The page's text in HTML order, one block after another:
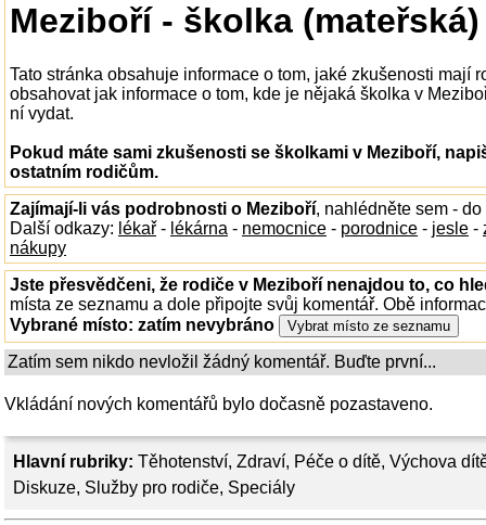
Hlavní rubriky: Těhotenství, Zdraví, Péče o dítě, Výchova
Diskuze, Služby pro rodiče, Speciály
Meziboří - školka (mateřská)
Tato stránka obsahuje informace o tom, jaké zkušenosti mají
obsahovat jak informace o tom, kde je nějaká školka v
ní vydat.
Pokud máte sami zkušenosti se školkami v Meziboří,
ostatním rodičům.
Zajímají-li vás podrobnosti o Meziboří, nahlédněte sem - do
Další odkazy: lékař - lékárna - nemocnice - porodnice - jesle -
nákupy
Jste přesvědčeni, že rodiče v Meziboří nenajdou to, co
místa ze seznamu a dole připojte svůj komentář. Obě
Vybrané místo: zatím nevybráno
Zatím sem nikdo nevložil žádný komentář. Buďte první...
Vkládání nových komentářů bylo dočasně pozastaveno.